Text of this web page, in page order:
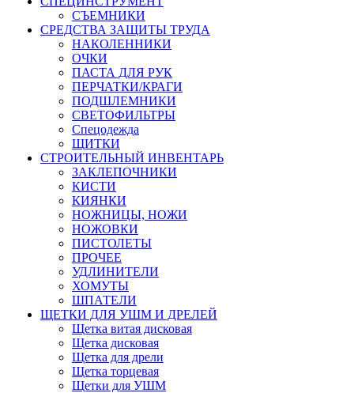
СЪЕМНИКИ
СРЕДСТВА ЗАЩИТЫ ТРУДА
НАКОЛЕННИКИ
ОЧКИ
ПАСТА ДЛЯ РУК
ПЕРЧАТКИ/КРАГИ
ПОДШЛЕМНИКИ
СВЕТОФИЛЬТРЫ
Спецодежда
ЩИТКИ
СТРОИТЕЛЬНЫЙ ИНВЕНТАРЬ
ЗАКЛЕПОЧНИКИ
КИСТИ
КИЯНКИ
НОЖНИЦЫ, НОЖИ
НОЖОВКИ
ПИСТОЛЕТЫ
ПРОЧЕЕ
УДЛИНИТЕЛИ
ХОМУТЫ
ШПАТЕЛИ
ЩЕТКИ ДЛЯ УШМ И ДРЕЛЕЙ
Щетка витая дисковая
Щетка дисковая
Щетка для дрели
Щетка торцевая
Щетки для УШМ